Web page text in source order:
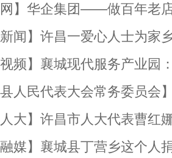
网】华企集团——做百年老
新闻】许昌一爱心人士为
视频】襄城现代服务产业
县人民代表大会常务委员
人大】许昌市人大代表曹
融媒】襄城县丁营乡这个